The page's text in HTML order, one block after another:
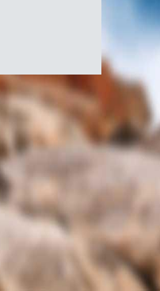
Symbole
du
Canada